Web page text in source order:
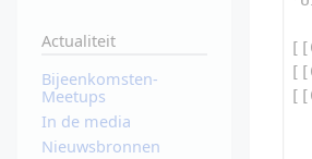
Actualiteit
Bijeenkomsten-
Meetups
In de media
Nieuwsbronnen